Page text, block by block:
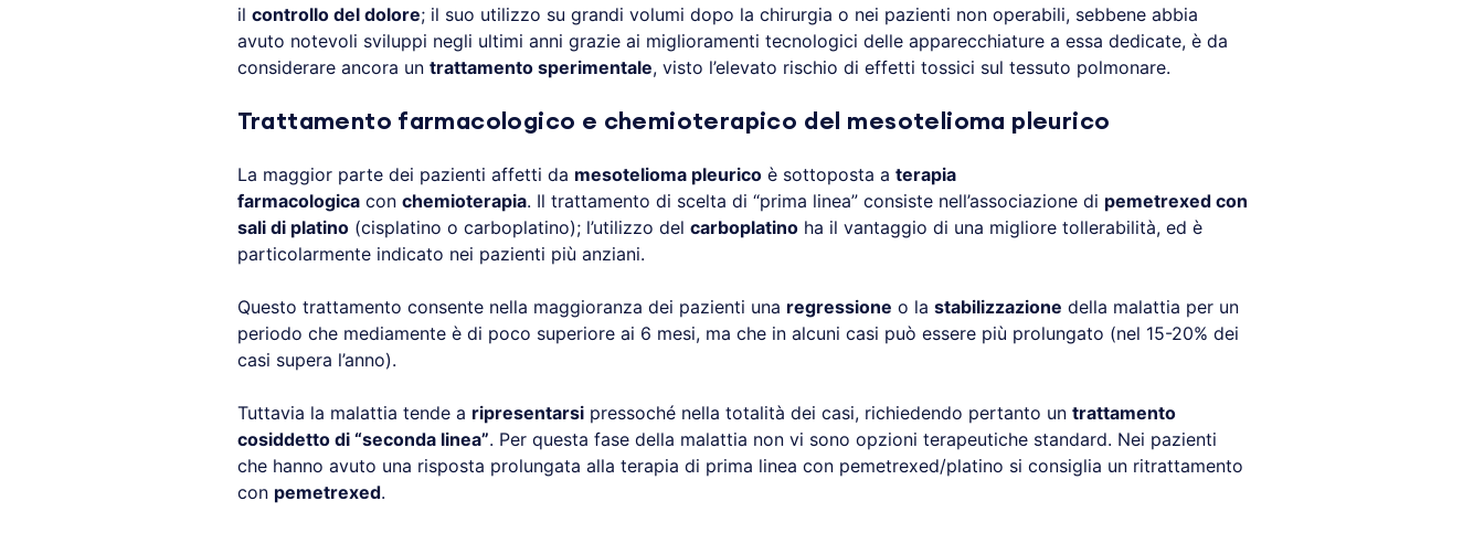
il controllo del dolore; il suo utilizzo su grandi volumi dopo la chirurgia o nei pazienti non operabili, sebbene abbia
avuto notevoli sviluppi negli ultimi anni grazie ai miglioramenti tecnologici delle apparecchiature a essa dedicate, è da
considerare ancora un trattamento sperimentale, visto l’elevato rischio di effetti tossici sul tessuto polmonare.
Trattamento farmacologico e chemioterapico del mesotelioma pleurico
La maggior parte dei pazienti affetti da mesotelioma pleuricoè sottoposta a terapia
farmacologicacon chemioterapia. Il trattamento di scelta di “prima linea” consiste nell’associazione di pemetrexed con
sali di platino(cisplatino o carboplatino); l’utilizzo del carboplatinoha il vantaggio di una migliore tollerabilità, ed è
particolarmente indicato nei pazienti più anziani.
Questo trattamento consente nella maggioranza dei pazienti una regressione o la stabilizzazione della malattia per un
periodo che mediamente è di poco superiore ai 6 mesi, ma che in alcuni casi può essere più prolungato (nel 15-20% dei
casi supera l’anno).
Tuttavia la malattia tende a ripresentarsipressoché nella totalità dei casi, richiedendo pertanto un trattamento
cosiddetto di “seconda linea”. Per questa fase della malattia non vi sono opzioni terapeutiche standard. Nei pazienti
che hanno avuto una risposta prolungata alla terapia di prima linea con pemetrexed/platino si consiglia un ritrattamento
con pemetrexed.